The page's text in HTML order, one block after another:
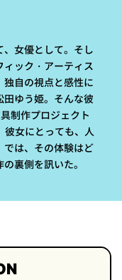
要
企業の
方へ
お問い
合わせ
プライ
バシー
ポリシ
報
女優として。そし
ック・アーティス
独自の視点と感性に
ゆう姫。そんな彼
制作プロジェクト
彼女にとっても、人
では、その体験はど
裏側を訊いた。